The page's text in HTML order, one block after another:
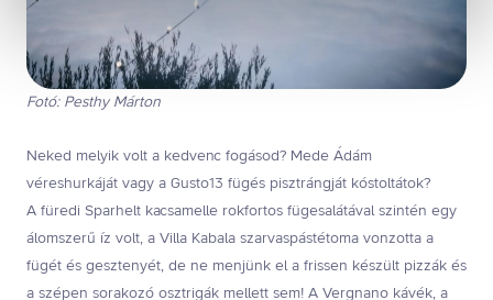
(alapértelmezett)
Kiválasztottak engedélyezése
Összes süti engedélyezése
Összes süti visszautasítása
Ön a hozzájárulását bármikor visszavonhatja a weboldal
visszavonása nem érinti a hozzájáruláson alapuló, a
visszavonás előtti adatkezelés jogszerűségét.
Fotó: Pesthy Márton
Neked melyik volt a kedvenc fogásod? Mede Ádám
véreshurkáját vagy a Gusto13 fügés pisztrángját kóstoltátok?
A füredi Sparhelt kacsamelle rokfortos fügesalátával szintén egy
álomszerű íz volt, a Villa Kabala szarvaspástétoma vonzotta a
fügét és gesztenyét, de ne menjünk el a frissen készült pizzák és
a szépen sorakozó osztrigák mellett sem! A Vergnano kávék, a